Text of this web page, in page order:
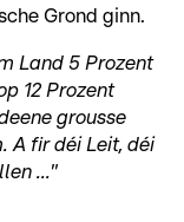
Grond ginn.
Land 5 Prozent
12 Prozent
grousse
A fir déi Leit, déi
..."